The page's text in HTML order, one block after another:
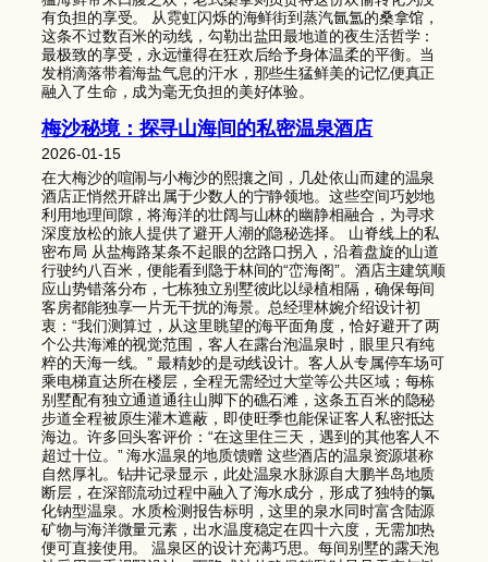
有负担的享受。 从霓虹闪烁的海鲜街到蒸汽氤氲的桑拿馆，
这条不过数百米的动线，勾勒出盐田最地道的夜生活哲学：
最极致的享受，永远懂得在狂欢后给予身体温柔的平衡。当
发梢滴落带着海盐气息的汗水，那些生猛鲜美的记忆便真正
融入了生命，成为毫无负担的美好体验。
梅沙秘境：探寻山海间的私密温泉酒店
2026-01-15
在大梅沙的喧闹与小梅沙的熙攘之间，几处依山而建的温泉
酒店正悄然开辟出属于少数人的宁静领地。这些空间巧妙地
利用地理间隙，将海洋的壮阔与山林的幽静相融合，为寻求
深度放松的旅人提供了避开人潮的隐秘选择。 山脊线上的私
密布局 从盐梅路某条不起眼的岔路口拐入，沿着盘旋的山道
行驶约八百米，便能看到隐于林间的“峦海阁”。酒店主建筑顺
应山势错落分布，七栋独立别墅彼此以绿植相隔，确保每间
客房都能独享一片无干扰的海景。总经理林婉介绍设计初
衷：“我们测算过，从这里眺望的海平面角度，恰好避开了两
个公共海滩的视觉范围，客人在露台泡温泉时，眼里只有纯
粹的天海一线。” 最精妙的是动线设计。客人从专属停车场可
乘电梯直达所在楼层，全程无需经过大堂等公共区域；每栋
别墅配有独立通道通往山脚下的礁石滩，这条五百米的隐秘
步道全程被原生灌木遮蔽，即使旺季也能保证客人私密抵达
海边。许多回头客评价：“在这里住三天，遇到的其他客人不
超过十位。” 海水温泉的地质馈赠 这些酒店的温泉资源堪称
自然厚礼。钻井记录显示，此处温泉水脉源自大鹏半岛地质
断层，在深部流动过程中融入了海水成分，形成了独特的氯
化钠型温泉。水质检测报告标明，这里的泉水同时富含陆源
矿物与海洋微量元素，出水温度稳定在四十六度，无需加热
便可直接使用。 温泉区的设计充满巧思。每间别墅的露天泡